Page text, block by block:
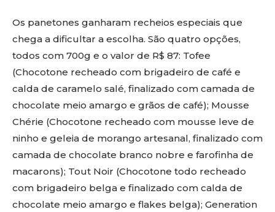
Os panetones ganharam recheios especiais que
chega a dificultar a escolha. São quatro opções,
todos com 700g e o valor de R$ 87: Tofee
(Chocotone recheado com brigadeiro de café e
calda de caramelo salé, finalizado com camada de
chocolate meio amargo e grãos de café); Mousse
Chérie (Chocotone recheado com mousse leve de
ninho e geleia de morango artesanal, finalizado com
camada de chocolate branco nobre e farofinha de
macarons); Tout Noir (Chocotone todo recheado
com brigadeiro belga e finalizado com calda de
chocolate meio amargo e flakes belga); Generation